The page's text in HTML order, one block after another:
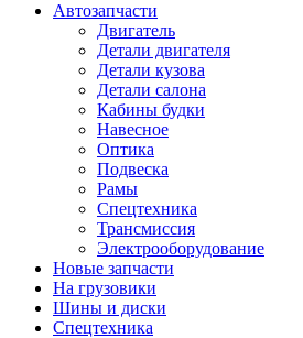
Автозапчасти
Двигатель
Детали двигателя
Детали кузова
Детали салона
Кабины будки
Навесное
Оптика
Подвеска
Рамы
Спецтехника
Трансмиссия
Электрооборудование
Новые запчасти
На грузовики
Шины и диски
Спецтехника